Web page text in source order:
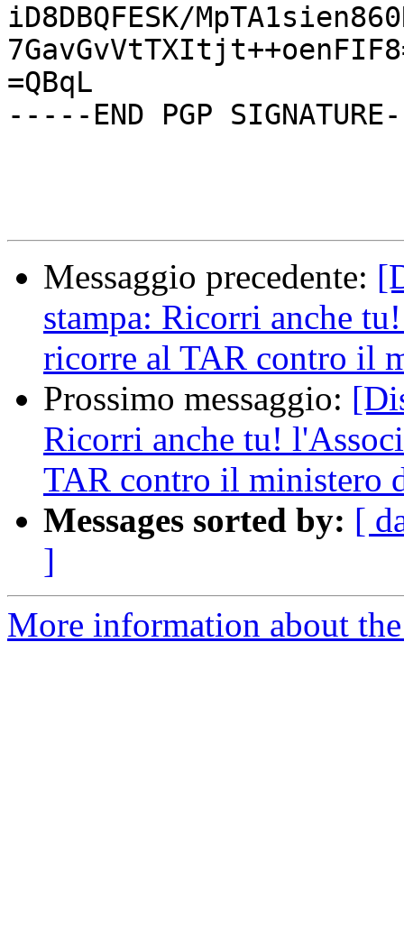
iD8DBQFESK/
=QBqL
-----END PGP
Messaggio precedente:
stampa: Ricorri anche
ricorre al TAR contro il
Prossimo messaggio:
Ricorri anche tu!
TAR contro il ministero
Messages sorted by: [
]
More information about